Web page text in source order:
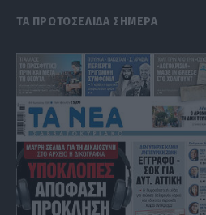
ΤΑ ΠΡΩΤΟΣΕΛΙΔΑ ΣΗΜΕΡΑ